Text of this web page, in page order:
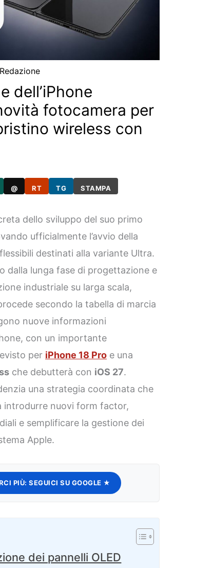
Redazione
dell’iPhone
fotocamera per
wireless con
@ RT TG STAMPA
dello sviluppo del suo primo
ufficialmente l’avvio della
destinati alla variante Ultra.
dalla lunga fase di progettazione e
industriale su larga scala,
secondo la tabella di marcia
nuove informazioni
con un importante
per iPhone 18 Pro e una
che debutterà con iOS 27.
una strategia coordinata che
introdurre nuovi form factor,
e semplificare la gestione dei
Apple.
PIÙ: SEGUICI SU GOOGLE ★
dei pannelli OLED